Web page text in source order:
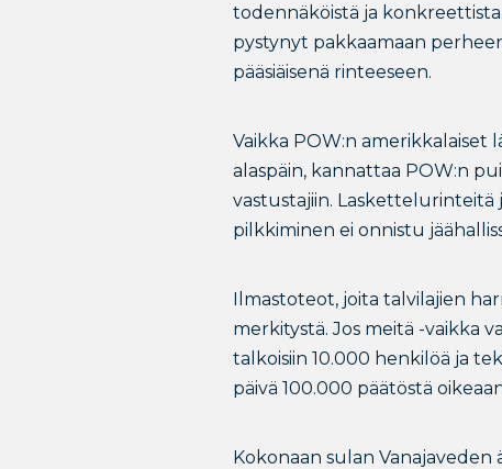
todennäköistä ja
pystynyt pakkaamaan
pääsiäisenä rinteeseen.
Vaikka POW:n amerikkalaiset
alaspäin, kannattaa POW:n
vastustajiin.
pilkkiminen ei onnistu
Ilmastoteot, joita talvilajien
merkitystä. Jos meitä -vaikka
talkoisiin 10.000 henkilöä ja
päivä 100.000 päätöstä
Kokonaan sulan Vanajaveden